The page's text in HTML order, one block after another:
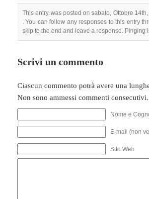
This entry was posted on sabato, Ottobre
. You can follow any responses to this entry
skip to the end and leave a response. Pinging
Scrivi un commento
Ciascun commento potrà avere una
Non sono ammessi commenti consecutivi.
Nome e
E-mail (non
Sito Web